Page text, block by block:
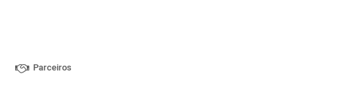
Parceiros